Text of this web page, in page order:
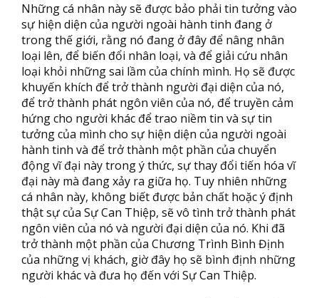
Những cá nhân này sẽ được bảo phải tin tưởng vào
sự hiện diện của người ngoài hành tinh đang ở
trong thế giới, rằng nó đang ở đây để nâng nhân
loại lên, để biến đổi nhân loại, và để giải cứu nhân
loại khỏi những sai lầm của chính mình. Họ sẽ được
khuyến khích để trở thành người đại diện của nó,
để trở thành phát ngôn viên của nó, để truyền cảm
hứng cho người khác để trao niềm tin và sự tin
tưởng của mình cho sự hiện diện của người ngoài
hành tinh và để trở thành một phần của chuyển
động vĩ đại này trong ý thức, sự thay đổi tiến hóa vĩ
đại này mà đang xảy ra giữa họ. Tuy nhiên những
cá nhân này, không biết được bản chất hoặc ý định
thật sự của Sự Can Thiệp, sẽ vô tình trở thành phát
ngôn viên của nó và người đại diện của nó. Khi đã
trở thành một phần của Chương Trình Bình Định
của những vị khách, giờ đây họ sẽ bình định những
người khác và đưa họ đến với Sự Can Thiệp.